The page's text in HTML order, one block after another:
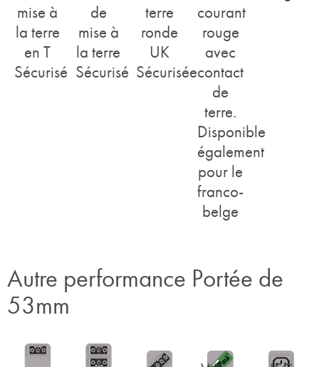
mise à
la terre
en T
Sécurisé
de
mise à
la terre
Sécurisé
terre
ronde
UK
Sécurisée
courant
rouge
avec
contact
de
terre.
Disponible
également
pour le
franco-
belge
Autre performance Portée de
53mm